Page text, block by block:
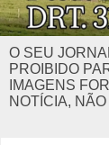
O SEU
PROIBIDO
IMAGENS
NOTÍCIA,